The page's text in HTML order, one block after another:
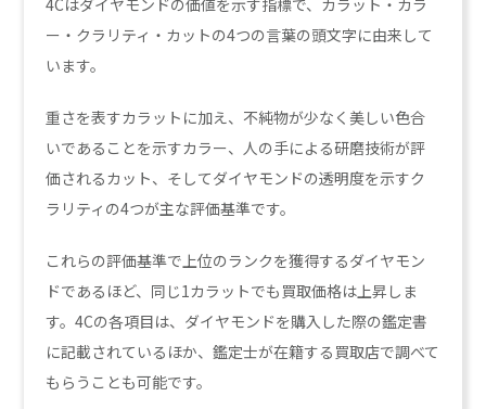
4Cはダイヤモンドの価値を示す指標で、カラット・カラ
ー・クラリティ・カットの4つの言葉の頭文字に由来して
います。
重さを表すカラットに加え、不純物が少なく美しい色合
いであることを示すカラー、人の手による研磨技術が評
価されるカット、そしてダイヤモンドの透明度を示すク
ラリティの4つが主な評価基準です。
これらの評価基準で上位のランクを獲得するダイヤモン
ドであるほど、同じ1カラットでも買取価格は上昇しま
す。4Cの各項目は、ダイヤモンドを購入した際の鑑定書
に記載されているほか、鑑定士が在籍する買取店で調べて
もらうことも可能です。